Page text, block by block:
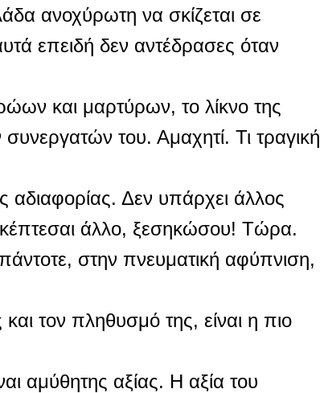
ανοχύρωτη να σκίζεται σε
επειδή δεν αντέδρασες όταν
και μαρτύρων, το λίκνο της
του. Αμαχητί. Τι τραγική
αδιαφορίας. Δεν υπάρχει άλλος
άλλο, ξεσηκώσου! Τώρα.
στην πνευματική αφύπνιση,
τον πληθυσμό της, είναι η πιο
αμύθητης αξίας. Η αξία του